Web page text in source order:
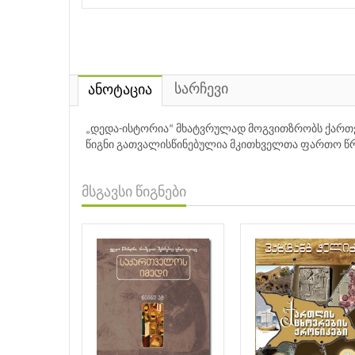
ანოტაცია სარჩევი
„დედა-ისტორია“ მხატვრულად მოგვითზრობს
წიგნი გათვალისწინებულია მკითხველთა ფართო
მსგავსი წიგნები